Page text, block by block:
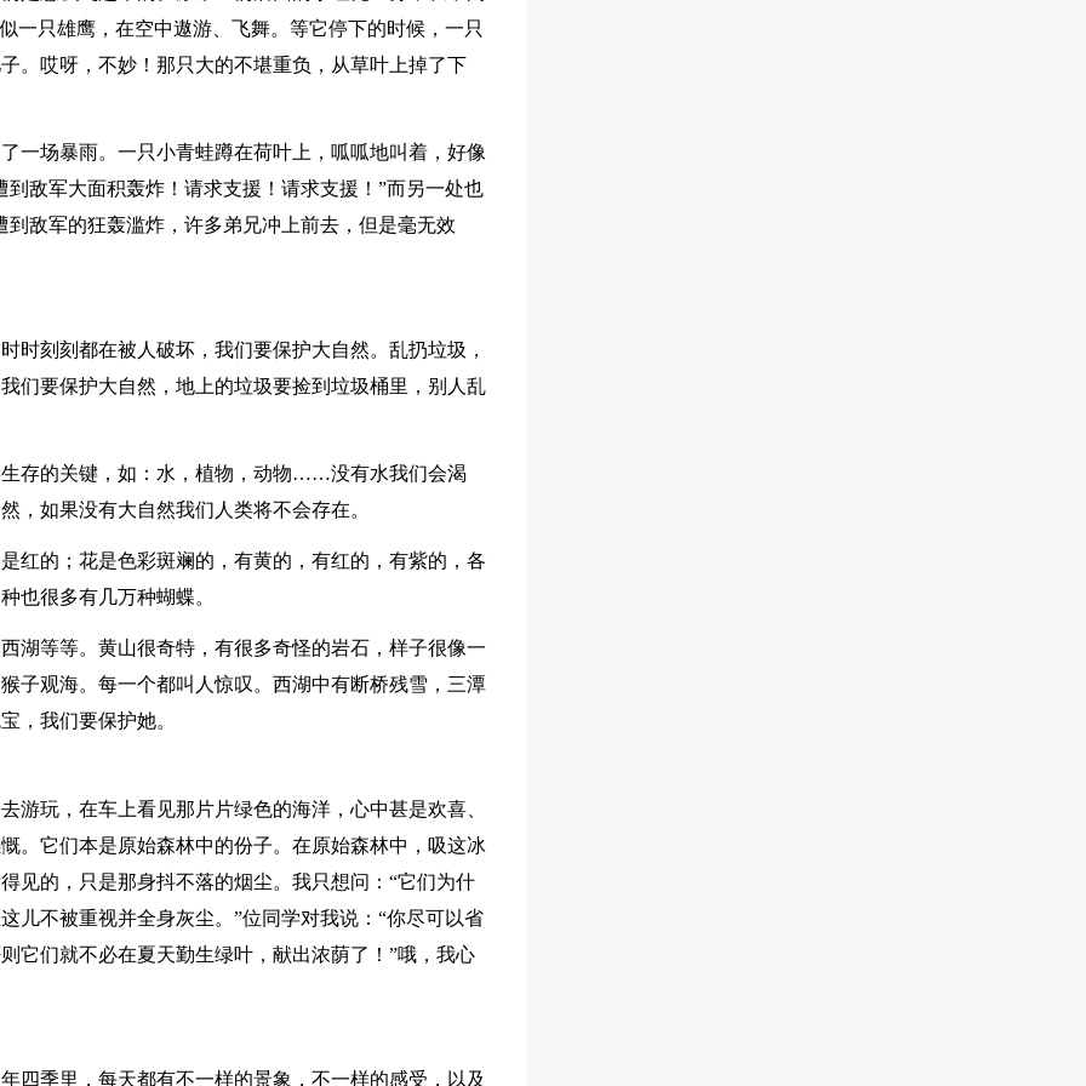
一只雄鹰，在空中遨游、飞舞。等它停下的时候，一只
。哎呀，不妙！那只大的不堪重负，从草叶上掉了下
一场暴雨。一只小青蛙蹲在荷叶上，呱呱地叫着，好像
敌军大面积轰炸！请求支援！请求支援！”而另一处也
敌军的狂轰滥炸，许多弟兄冲上前去，但是毫无效
时刻刻都在被人破坏，我们要保护大自然。乱扔垃圾，
们要保护大自然，地上的垃圾要捡到垃圾桶里，别人乱
存的关键，如：水，植物，动物……没有水我们会渴
如果没有大自然我们人类将不会存在。
红的；花是色彩斑斓的，有黄的，有红的，有紫的，各
也很多有几万种蝴蝶。
湖等等。黄山很奇特，有很多奇怪的岩石，样子很像一
子观海。每一个都叫人惊叹。西湖中有断桥残雪，三潭
，我们要保护她。
游玩，在车上看见那片片绿色的海洋，心中甚是欢喜、
。它们本是原始森林中的份子。在原始森林中，吸这冰
见的，只是那身抖不落的烟尘。我只想问：“它们为什
儿不被重视并全身灰尘。”位同学对我说：“你尽可以省
它们就不必在夏天勤生绿叶，献出浓荫了！”哦，我心
四季里，每天都有不一样的景象，不一样的感受，以及